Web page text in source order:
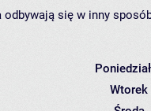
odbywają się w inny
Wtorek